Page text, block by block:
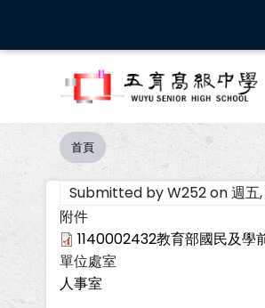
主
導
航
連
結
首頁
Submitted byW252on週五
附件
1140002432教育部國民及學
單位處室
人事室